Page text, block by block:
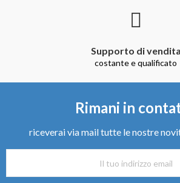
Supporto di vendita
costante e qualificato
Rimani in
riceverai via mail tutte le nostre